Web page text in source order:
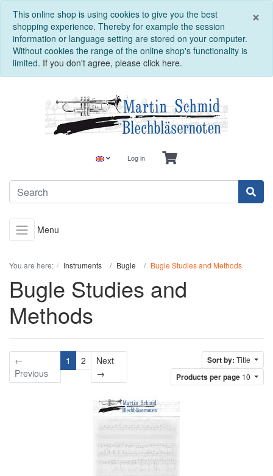
×
This online shop is using cookies to give you the best
shopping experience. Thereby for example the session
information or language setting are stored on your computer.
Without cookies the range of the online shop's functionality is
limited. If you don't agree, please click here.
Log in
Menu
You are here: Instruments Bugle Bugle Studies and Methods
Bugle Studies and
Methods
←
Previous
1 2
Next
→Next
Sort by: Title
Products per page 10